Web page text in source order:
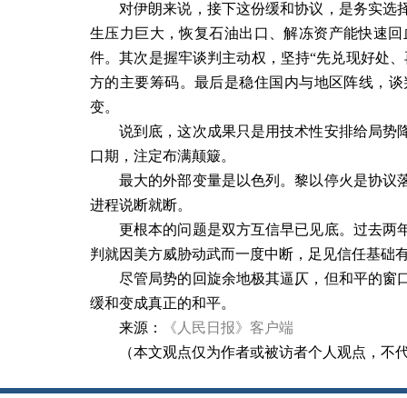
对伊朗来说，接下这份缓和协议，是务实选
生压力巨大，恢复石油出口、解冻资产能快速
件。其次是握牢谈判主动权，坚持“先兑现好处
方的主要筹码。最后是稳住国内与地区阵线，
变。
说到底，这次成果只是用技术性安排给局势
口期，注定布满颠簸。
最大的外部变量是以色列。黎以停火是协议
进程说断就断。
更根本的问题是双方互信早已见底。过去两
判就因美方威胁动武而一度中断，足见信任基础
尽管局势的回旋余地极其逼仄，但和平的窗
缓和变成真正的和平。
来源：
《人民日报》客户端
（本文观点仅为作者或被访者个人观点，不